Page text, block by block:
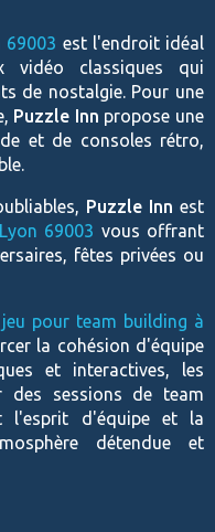
69003 est l'endroit idéal
vidéo classiques qui
de nostalgie. Pour une
Puzzle Inn propose une
et de consoles rétro,
Puzzle Inn est
Lyon 69003 vous offrant
fêtes privées ou
pour team building à
la cohésion d'équipe
et interactives, les
des sessions de team
l'esprit d'équipe et la
détendue et